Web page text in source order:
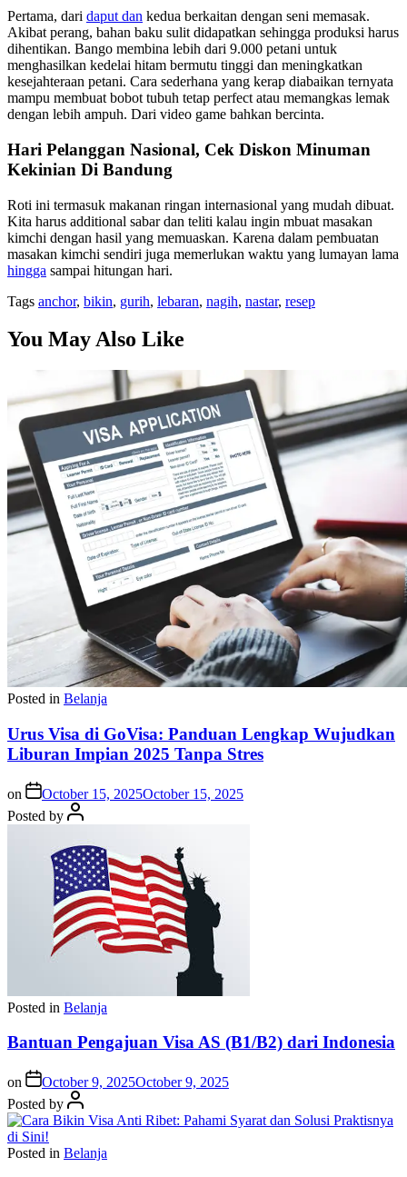
Pertama, dari daput dan kedua berkaitan dengan seni memasak.
Akibat perang, bahan baku sulit didapatkan sehingga produksi harus
dihentikan. Bango membina lebih dari 9.000 petani untuk
menghasilkan kedelai hitam bermutu tinggi dan meningkatkan
kesejahteraan petani. Cara sederhana yang kerap diabaikan ternyata
mampu membuat bobot tubuh tetap perfect atau memangkas lemak
dengan lebih ampuh. Dari video game bahkan bercinta.
Hari Pelanggan Nasional, Cek Diskon Minuman
Kekinian Di Bandung
Roti ini termasuk makanan ringan internasional yang mudah dibuat.
Kita harus additional sabar dan teliti kalau ingin mbuat masakan
kimchi dengan hasil yang memuaskan. Karena dalam pembuatan
masakan kimchi sendiri juga memerlukan waktu yang lumayan lama
hingga sampai hitungan hari.
Tags anchor, bikin, gurih, lebaran, nagih, nastar, resep
You May Also Like
Posted in Belanja
Urus Visa di GoVisa: Panduan Lengkap Wujudkan
Liburan Impian 2025 Tanpa Stres
on October 15, 2025October 15, 2025
Posted by
Posted in Belanja
Bantuan Pengajuan Visa AS (B1/B2) dari Indonesia
on October 9, 2025October 9, 2025
Posted by
Posted in Belanja